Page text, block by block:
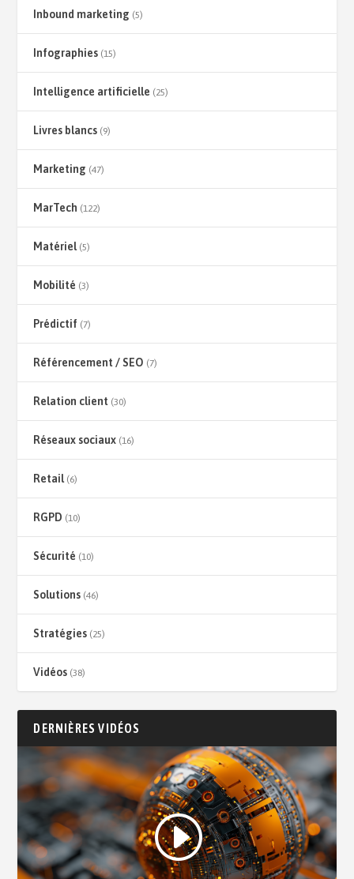
Inbound marketing (5)
Infographies (15)
Intelligence artificielle (25)
Livres blancs (9)
Marketing (47)
MarTech (122)
Matériel (5)
Mobilité (3)
Prédictif (7)
Référencement / SEO (7)
Relation client (30)
Réseaux sociaux (16)
Retail (6)
RGPD (10)
Sécurité (10)
Solutions (46)
Stratégies (25)
Vidéos (38)
DERNIÈRES VIDÉOS